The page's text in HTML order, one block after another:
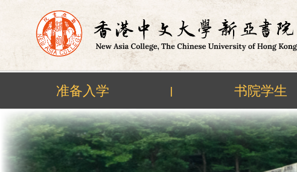
Skip
content
准备入学 | 书院学生